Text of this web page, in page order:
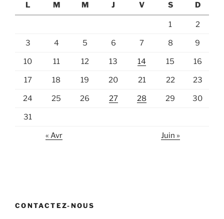
L
M M J V S D
1 2
3 4 5 6 7 8 9
10 11 12 13 14 15 16
17 18 19 20 21 22 23
24 25 26 27 28 29 30
31
« Avr Juin »
CONTACTEZ-NOUS